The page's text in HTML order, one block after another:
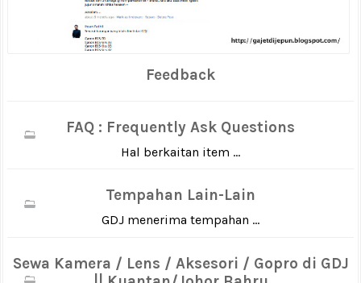
Feedback
FAQ : Frequently Ask Questions
Hal berkaitan item ...
Tempahan Lain-Lain
GDJ menerima tempahan ...
Sewa Kamera / Lens / Aksesori / Gopro di GDJ